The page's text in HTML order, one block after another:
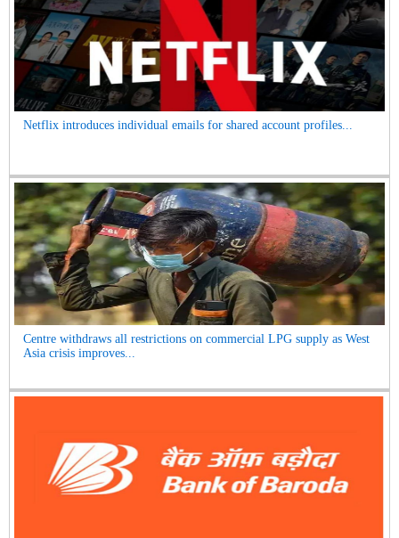
Netflix introduces individual emails for shared account profiles...
Centre withdraws all restrictions on commercial LPG supply as West
Asia crisis improves...